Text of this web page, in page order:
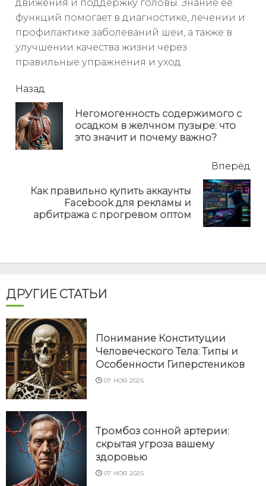
движения и поддержку головы. Знание ее
функций помогает в диагностике, лечении и
профилактике заболеваний шеи, а также в
улучшении качества жизни через
правильные упражнения и уход.
читать
еще
Назад
Негомогенность содержимого с
осадком в желчном пузыре: что
это значит и почему важно?
Вперёд
post:
Как правильно купить аккаунты
Facebook для рекламы и
арбитража с прогревом оптом
ДРУГИЕ СТАТЬИ
Понимание Конституции
Человеческого Тела: Типы и
Особенности Гиперстеников
07 НОЯ 2025
Тромбоз сонной артерии:
скрытая угроза вашему
здоровью
07 НОЯ 2025